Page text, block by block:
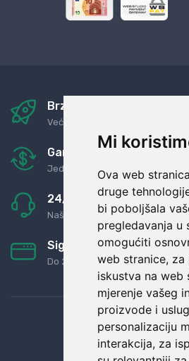
Mi
Ova web
druge
bi poboljšala
pregledavanja u
omogućiti
web stranice, za
iskustva na web
mjerenje vašeg
proizvode i
personalizaciju
interakcija, za
Brza i sigurna dostava
Već za nekoliko dana kod vas
Garancija u povrat
Jednostavno pravilo: Roba za
24/7 odlična podrška
Naši agenti uvijek na
Sigurno obročno
Do 24 rata bez kamata